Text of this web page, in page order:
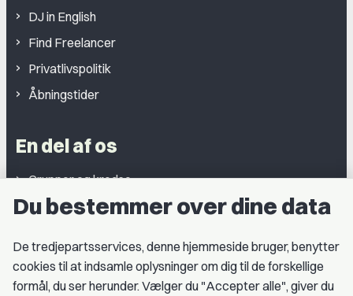
DJ in English
Find Freelancer
Privatlivspolitik
Åbningstider
En del af os
Grupper og kredse
Studentergrupper
Medlemskab
Du bestemmer over dine data
De tredjepartsservices, denne hjemmeside bruger, benytter
cookies til at indsamle oplysninger om dig til de forskellige
formål, du ser herunder. Vælger du "Accepter alle", giver du